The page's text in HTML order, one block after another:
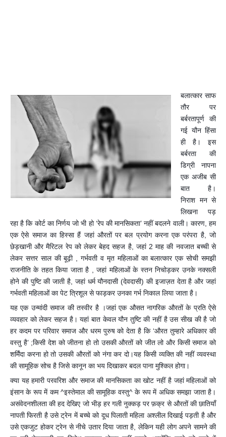
बलात्कार साफ
तौर पर
बर्बरतापूर्ण की
गई यौन हिंसा
ही है। इस
बर्बरता की
डिग्री नापना
एक अजीब सी
बात है।
निराश मन से
लिखना पड़
रहा है कि कोर्ट का निर्णय जो भी हो ‘रेप की मानसिकता’ नहीं बदलने वाली। कारण, हम
एक ऐसे समाज का हिस्सा हैं जहां औरतों पर बल प्रयोग करना एक परंपरा है, जो
छेड़खानी और मैरिटल रेप को लेकर बेहद सहज है, जहां 2 माह की नवजात बच्ची से
लेकर सत्तर साल की बूढ़ी , गर्भवती व मृत महिलाओं का बलात्कार एक सोची समझी
राजनीति के तहत किया जाता है , जहां महिलाओं के स्तन निचोड़कर उनके नक्सली
होने की पुष्टि की जाती है, जहां धर्म यौनदासी (देवदासी) की इजाज़त देता है और जहां
गर्भवती महिलाओं का पेट त्रिशूल से फाड़कर उनका गर्भ निकाल लिया जाता है।
यह एक उन्मांदी समाज की तस्वीर है ।जहां एक औसत नागरिक औरतों के प्रति ऐसे
व्यवहार को लेकर सहज है। यहां बात केवल यौन तुष्टि की नहीं है उस सीख की है जो
हर कदम पर परिवार समाज और धरम पुरुष को देता है कि ‘औरत तुम्हारे अधिकार की
वस्तु है’ ;किसी देश को जीतना हो तो उसकी औरतों को जीत लो और किसी समाज को
शर्मिंदा करना हो तो उसकी औरतों को नंगा कर दो।यह किसी व्यक्ति की नहीं व्यवस्था
की सामूहिक सोच है जिसे कानून का भय दिखाकर बदल पाना मुश्किल होगा।
क्या यह हमारी परवरिश और समाज की मानसिकता का खोट नहीं है जहां महिलाओं को
इंसान के रूप में कम ^इस्तेमाल की सामूहिक वस्तु^ के रूप में अधिक समझा जाता है।
असंवेदनशीलता की हद देखिए जो भीड़ हर गली नुक्कड़ पर फ़क्र से औरतों की छातियाँ
नापती फिरती है उसे ट्रेन में बच्चे को दूध पिलाती महिला अश्लील दिखाई पड़ती है और
उसे एकजुट होकर ट्रेन से नीचे उतार दिया जाता है, लेकिन यही लोग अपने सामने की